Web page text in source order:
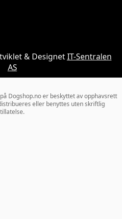
& DesignetIT-Sentralen
AS
Dogshop.no er beskyttet av opphavsrett
eller benyttes uten skriftlig
tillatelse.